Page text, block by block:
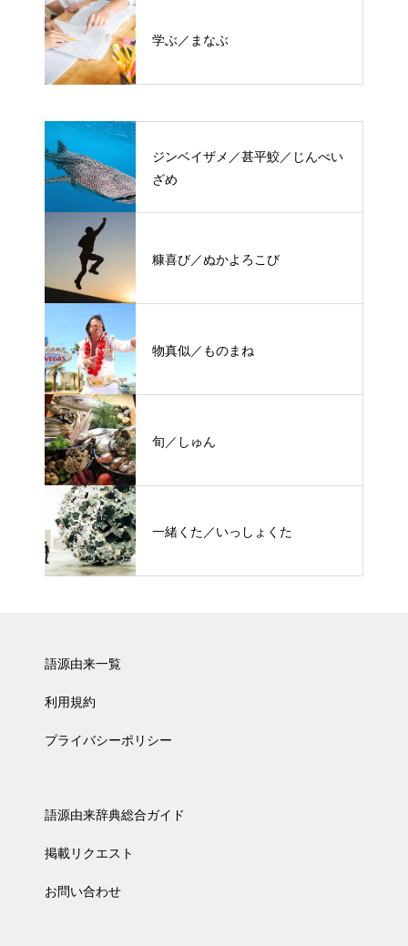
学ぶ／まなぶ
ジンベイザメ／甚平鮫／じんべい
ざめ
糠喜び／ぬかよろこび
物真似／ものまね
旬／しゅん
一緒くた／いっしょくた
語源由来一覧
利用規約
プライバシーポリシー
語源由来辞典総合ガイド
掲載リクエスト
お問い合わせ